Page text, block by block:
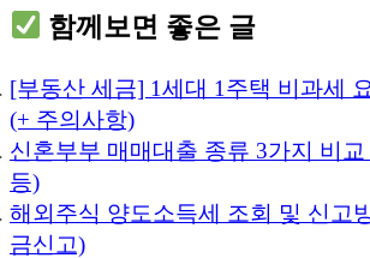
함께보면 좋은 글
[부동산 세금] 1세대 1주택 비과세
(+ 주의사항)
신혼부부 매매대출 종류 3가지 비교
등)
해외주식 양도소득세 조회 및 신고
금신고)